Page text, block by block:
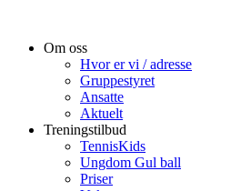
Om oss
Hvor er vi / adresse
Gruppestyret
Ansatte
Aktuelt
Treningstilbud
TennisKids
Ungdom Gul ball
Priser